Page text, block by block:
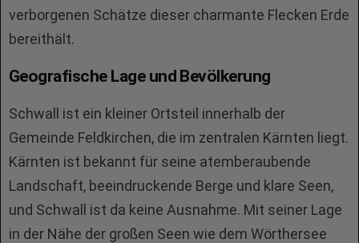
verborgenen Schätze dieser charmante Flecken Erde
bereithält.
Geografische Lage und Bevölkerung
Schwall ist ein kleiner Ortsteil innerhalb der
Gemeinde Feldkirchen, die im zentralen Kärnten liegt.
Kärnten ist bekannt für seine atemberaubende
Landschaft, beeindruckende Berge und klare Seen,
und Schwall ist da keine Ausnahme. Mit seiner Lage
in der Nähe der großen Seen wie dem Wörthersee